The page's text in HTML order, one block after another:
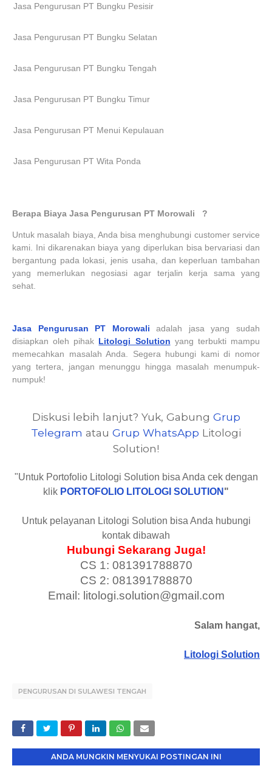
Jasa Pengurusan PT Bungku Pesisir
Jasa Pengurusan PT Bungku Selatan
Jasa Pengurusan PT Bungku Tengah
Jasa Pengurusan PT Bungku Timur
Jasa Pengurusan PT Menui Kepulauan
Jasa Pengurusan PT Wita Ponda
Berapa Biaya Jasa Pengurusan PT Morowali ?
Untuk masalah biaya, Anda bisa menghubungi customer service
kami. Ini dikarenakan biaya yang diperlukan bisa bervariasi dan
bergantung pada lokasi, jenis usaha, dan keperluan tambahan
yang memerlukan negosiasi agar terjalin kerja sama yang
sehat.
Jasa Pengurusan PT Morowali
adalah jasa yang sudah
disiapkan oleh pihak Litologi Solution yang terbukti mampu
memecahkan masalah Anda. Segera hubungi kami di nomor
yang tertera, jangan menunggu hingga masalah menumpuk-
numpuk!
Diskusi lebih lanjut? Yuk, Gabung Grup
Telegram atau Grup WhatsApp Litologi
Solution!
"Untuk Portofolio Litologi Solution bisa Anda cek dengan
klik PORTOFOLIO LITOLOGI SOLUTION "
Untuk pelayanan Litologi Solution bisa Anda hubungi
kontak dibawah
Hubungi Sekarang Juga!
CS 1: 081391788870
CS 2: 081391788870
Email: litologi.solution@gmail.com
Salam hangat,
Litologi Solution
PENGURUSAN DI SULAWESI TENGAH
ANDA MUNGKIN MENYUKAI POSTINGAN INI